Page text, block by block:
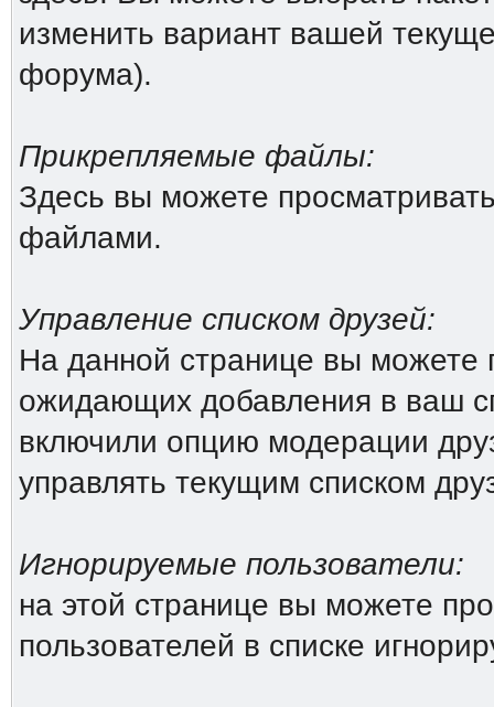
изменить вариант вашей
форума).
Прикрепляемые файлы:
Здесь вы можете
файлами.
Управление списком друзей:
На данной странице вы можете
ожидающих добавления в ваш
включили опцию модерации
управлять текущим списком
Игнорируемые пользователи:
на этой странице вы можете
пользователей в списке